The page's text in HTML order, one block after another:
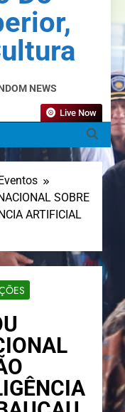
NEWS
Live Now
SOBRE
ARTIFICIAL